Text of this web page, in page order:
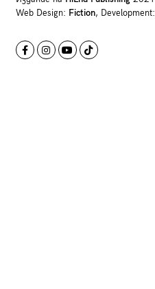
Web Design: Fiction, Development: